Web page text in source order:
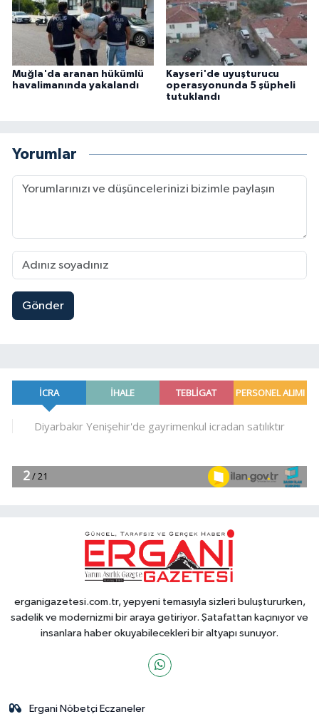
Muğla'da aranan hükümlü
havalimanında yakalandı
Kayseri'de uyuşturucu
operasyonunda 5 şüpheli
tutuklandı
Yorumlar
Gönder
erganigazetesi.com.tr, yepyeni temasıyla sizleri buluştururken,
sadelik ve modernizmi bir araya getiriyor. Şatafattan kaçınıyor ve
insanlara haber okuyabilecekleri bir altyapı sunuyor.
Ergani Nöbetçi Eczaneler